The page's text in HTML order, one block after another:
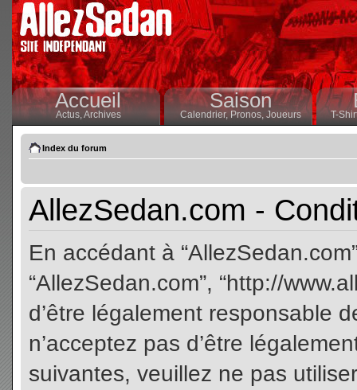
Accueil
Actus,Archives
Saison
Calendrier,Pronos, Joueurs T-
Index du forum
AllezSedan.com -
En accédant à
“AllezSedan.com”, “http://
d’être légalement responsable
n’acceptez pas d’être
suivantes, veuillez ne pas